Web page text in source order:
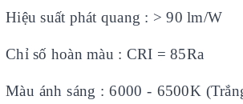
Hiệu suất phát quang : > 90 lm/W
Chỉ số hoàn màu : CRI = 85Ra
Màu ánh sáng : 6000 - 6500K